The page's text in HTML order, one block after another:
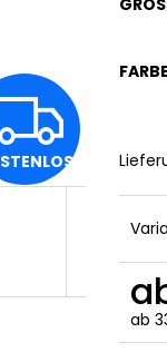
FARBE
ab
K
O
S